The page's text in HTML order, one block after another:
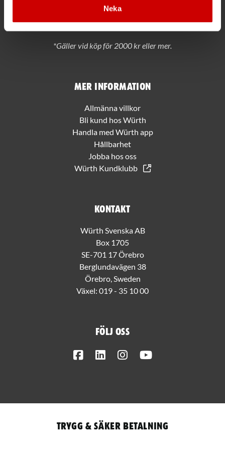
Neka
Mer information
Allmänna villkor
Bli kund hos Würth
Handla med Würth app
Hållbarhet
Jobba hos oss
Würth Kundklubb
Kontakt
Würth Svenska AB
Box 1705
SE-701 17 Örebro
Berglundavägen 38
Örebro, Sweden
Växel: 019 - 35 10 00
Följ oss
FacebookLinkedInInstagram
PRENUMERERA
*Gäller vid köp för 2000 kr eller mer.
Trygg & säker betalning